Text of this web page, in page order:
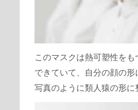
このマスクは熱可塑性を
できていて、自分の顔の
写真のように類人猿の形に